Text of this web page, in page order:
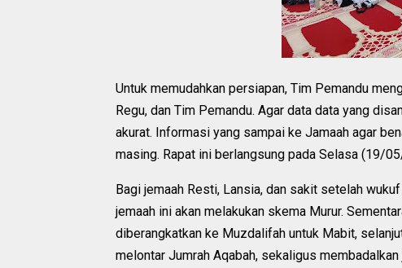
Untuk memudahkan persiapan, Tim Pemandu
Regu, dan Tim Pemandu. Agar data data yang
akurat. Informasi yang sampai ke Jamaah agar
masing. Rapat ini berlangsung pada Selasa (19/
Bagi jemaah Resti, Lansia, dan sakit setelah
jemaah ini akan melakukan skema Murur.
diberangkatkan ke Muzdalifah untuk Mabit,
melontar Jumrah Aqabah, sekaligus